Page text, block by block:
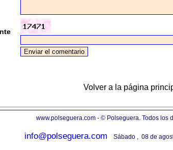
Volver a la página
www.polseguera.com - © Polseguera. Todos los
info@polseguera.com Sábado , 08 de